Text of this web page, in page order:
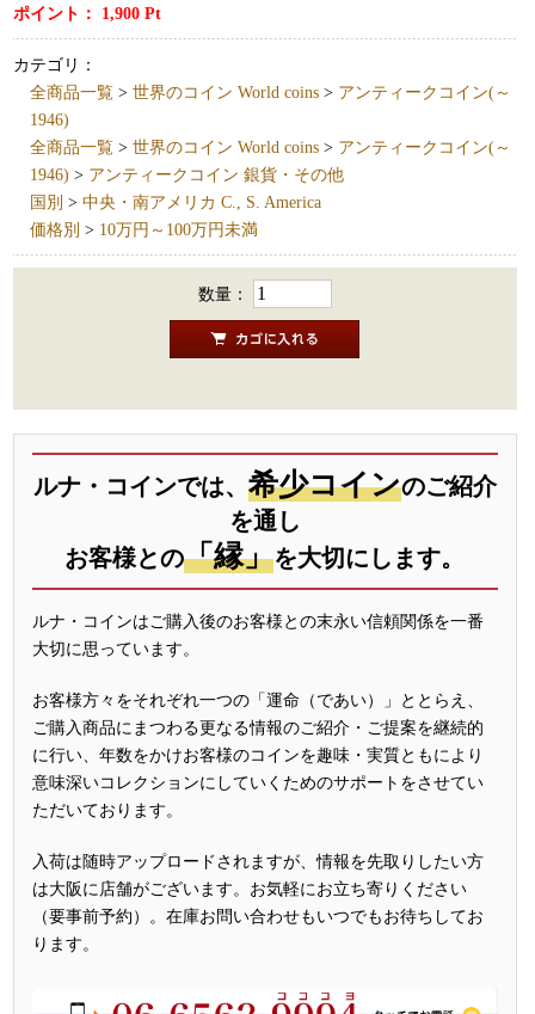
ポイント： 1,900 Pt
カテゴリ：
全商品一覧 >世界のコイン World coins > アンティークコイン(～
1946)
全商品一覧 >世界のコイン World coins > アンティークコイン(～
1946) > アンティークコイン 銀貨・その他
国別 >中央・南アメリカ C., S. America
価格別 > 10万円～100万円未満
数量：
ルナ・コインでは、 希少コインのご紹介
を通し
お客様との「縁」を大切にします。
ルナ・コインはご購入後のお客様との末永い信頼関係を一番
大切に思っています。
お客様方々をそれぞれ一つの「運命（であい）」ととらえ、
ご購入商品にまつわる更なる情報のご紹介・ご提案を継続的
に行い、年数をかけお客様のコインを趣味・実質ともにより
意味深いコレクションにしていくためのサポートをさせてい
ただいております。
入荷は随時アップロードされますが、情報を先取りしたい方
は大阪に店舗がございます。お気軽にお立ち寄りください
（要事前予約）。在庫お問い合わせもいつでもお待ちしてお
ります。